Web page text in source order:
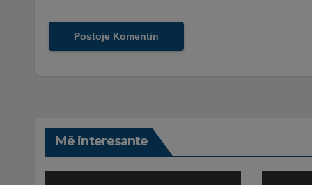
Më interesante